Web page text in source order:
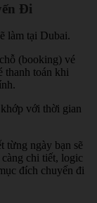
Đi
làm tại Dubai.
(booking) vé
thanh toán khi
với thời gian
từng ngày bạn sẽ
chi tiết, logic
đích chuyến đi